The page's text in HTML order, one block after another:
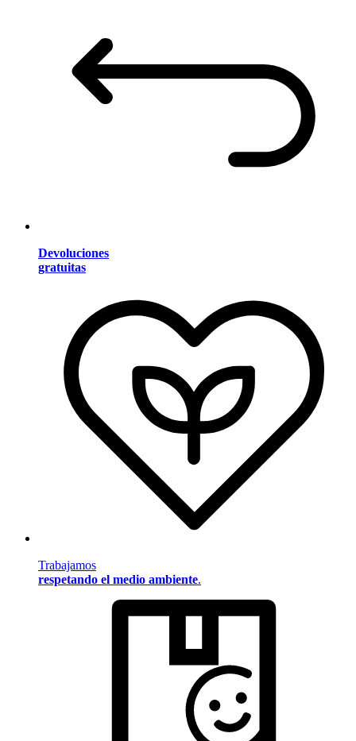
Devoluciones
gratuitas
Trabajamos
respetando el medio ambiente.